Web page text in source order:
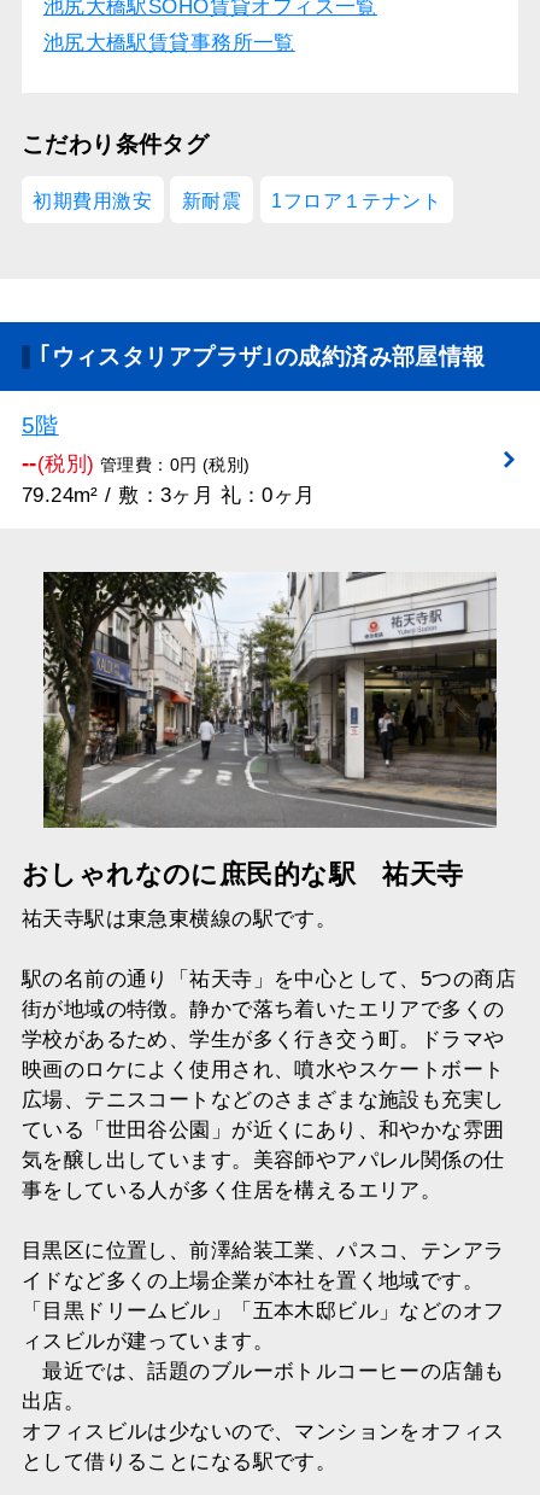
池尻大橋駅SOHO賃貸オフィス一覧
池尻大橋駅賃貸事務所一覧
こだわり条件タグ
初期費用激安 新耐震 1フロア１テナント
｢ウィスタリアプラザ｣の成約済み部屋情報
5階
--(税別) 管理費：0円 (税別)
79.24m² / 敷：3ヶ月 礼：0ヶ月
おしゃれなのに庶民的な駅 祐天寺
祐天寺駅は東急東横線の駅です。
駅の名前の通り「祐天寺」を中心として、5つの商店
街が地域の特徴。静かで落ち着いたエリアで多くの
学校があるため、学生が多く行き交う町。ドラマや
映画のロケによく使用され、噴水やスケートボート
広場、テニスコートなどのさまざまな施設も充実し
ている「世田谷公園」が近くにあり、和やかな雰囲
気を醸し出しています。美容師やアパレル関係の仕
事をしている人が多く住居を構えるエリア。
目黒区に位置し、前澤給装工業、パスコ、テンアラ
イドなど多くの上場企業が本社を置く地域です。
「目黒ドリームビル」「五本木邸ビル」などのオフ
ィスビルが建っています。
最近では、話題のブルーボトルコーヒーの店舗も
出店。
オフィスビルは少ないので、マンションをオフィス
として借りることになる駅です。